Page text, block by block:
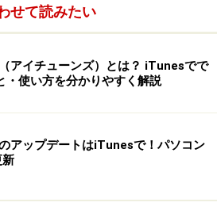
せて読みたい
アイチューンズ）とは？ iTunesでで
・使い方を分かりやすく解説
アップデートはiTunesで！パソコン
新